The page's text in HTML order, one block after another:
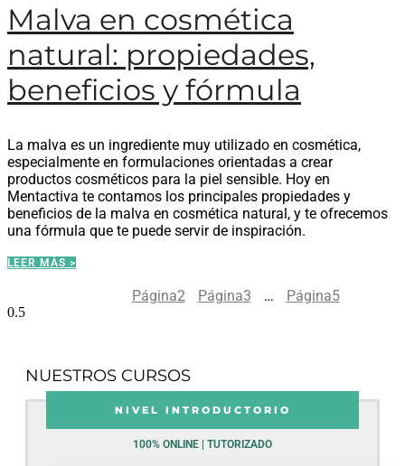
Malva en cosmética
natural: propiedades,
beneficios y fórmula
La malva es un ingrediente muy utilizado en cosmética,
especialmente en formulaciones orientadas a crear
productos cosméticos para la piel sensible. Hoy en
Mentactiva te contamos los principales propiedades y
beneficios de la malva en cosmética natural, y te ofrecemos
una fórmula que te puede servir de inspiración.
LEER MÁS >
Página2 Página3 … Página5
NUESTROS CURSOS
NIVEL INTRODUCTORIO
100% ONLINE | TUTORIZADO